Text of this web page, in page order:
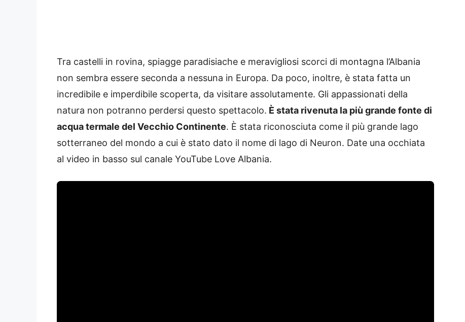
Tra castelli in rovina, spiagge paradisiache e meravigliosi scorci di montagna l’Albania
non sembra essere seconda a nessuna in Europa. Da poco, inoltre, è stata fatta un
incredibile e imperdibile scoperta, da visitare assolutamente. Gli appassionati della
natura non potranno perdersi questo spettacolo. È stata rivenuta la più grande fonte di
acqua termale del Vecchio Continente. È stata riconosciuta come il più grande lago
sotterraneo del mondo a cui è stato dato il nome di lago di Neuron. Date una occhiata
al video in basso sul canale YouTube Love Albania.